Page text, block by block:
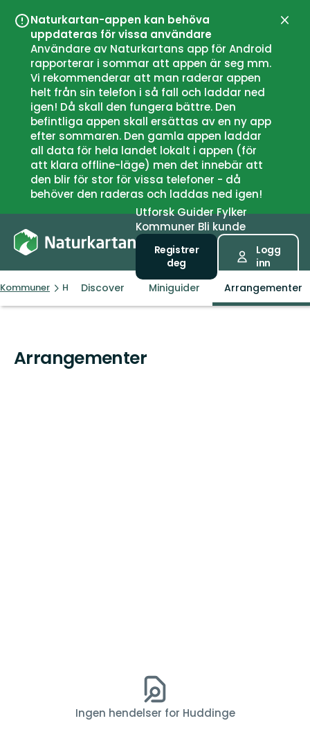
Naturkartan-appen kan behöva
uppdateras för vissa användare
Användare av Naturkartans app för Android
rapporterar i sommar att appen är seg mm.
Vi rekommenderar att man raderar appen
helt från sin telefon i så fall och laddar ned
igen! Då skall den fungera bättre. Den
befintliga appen skall ersättas av en ny app
efter sommaren. Den gamla appen laddar
all data för hela landet lokalt i appen (för
att klara offline-läge) men det innebär att
den blir för stor för vissa telefoner - då
behöver den raderas och laddas ned igen!
Lukk
UtforskGuiderFylker
Kommuner Bli kunde
Registrer
deg
Logg
inn
Kommuner Huddinge
Discover Miniguider Arrangementer
Arrangementer
Ingen hendelser for Huddinge